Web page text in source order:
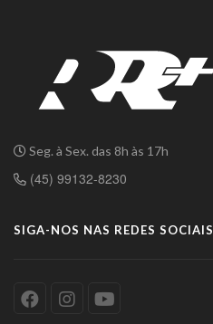
Seg. à Sex. das 8h às 17h
(45) 99132-8230
SIGA-NOS NAS REDES SOCIAIS